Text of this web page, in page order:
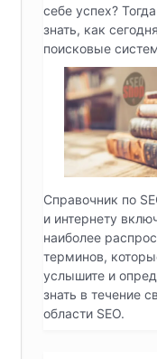
себе успех?
знать, как
поисковые
Справочник по
и интернету
наиболее
терминов,
услышите и
знать в течение
области SEO.